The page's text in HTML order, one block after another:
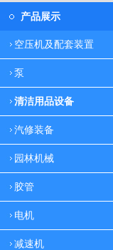
产品展示
空压机及配套装置
泵
清洁用品设备
汽修装备
园林机械
胶管
电机
减速机